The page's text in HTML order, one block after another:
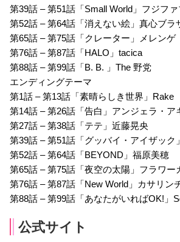
第39話 – 第51話「Small World」フジファ
第52話 – 第64話「消えない絵」真心ブラ
第65話 – 第75話「クレーター」メレンゲ
第76話 – 第87話「HALO」tacica
第88話 – 第99話「B. B. 」The 野党
エンディングテーマ
第1話 – 第13話「素晴らしき世界」Rake
第14話 – 第26話「告白」アンジェラ・ア
第27話 – 第38話「テテ」近藤晃央
第39話 – 第51話「グッバイ・アイザック
第52話 – 第64話「BEYOND」福原美穂
第65話 – 第75話「夜空の太陽」フラワー
第76話 – 第87話「New World」カサリン
第88話 – 第99話「あなたがいればOK!」
公式サイト